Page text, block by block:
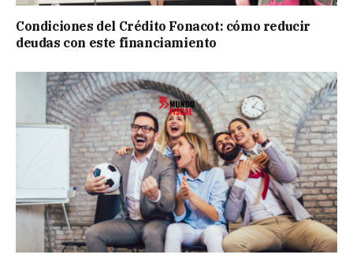
Condiciones del Crédito Fonacot: cómo reducir
deudas con este financiamiento